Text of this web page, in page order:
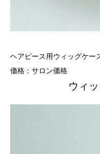
ヘアピース用ウィッグケー
価格：サロン価格
ウィ